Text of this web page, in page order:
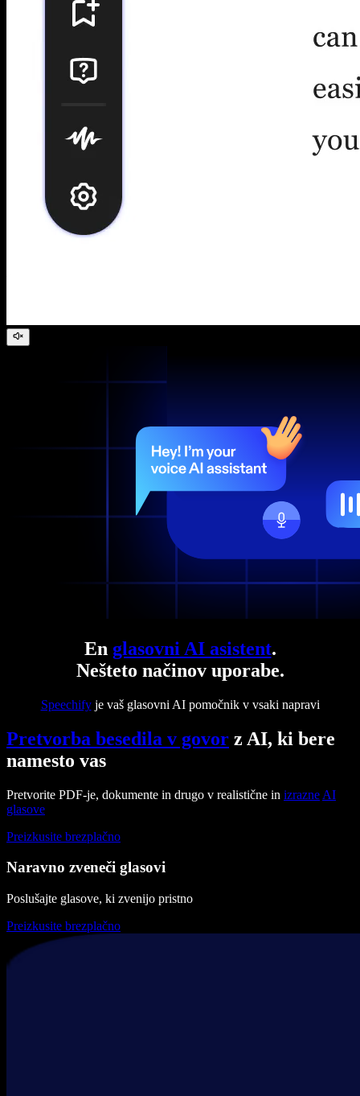
En glasovni AI asistent.
Nešteto načinov uporabe.
Speechifyje vaš glasovni AI pomočnik v vsaki napravi
Pretvorba besedila v govor z AI, ki bere
namesto vas
Pretvorite PDF-je, dokumente in drugo v realistične in izrazne AI
glasove
Preizkusite brezplačno
Naravno zveneči glasovi
Poslušajte glasove, ki zvenijo pristno
Preizkusite brezplačno